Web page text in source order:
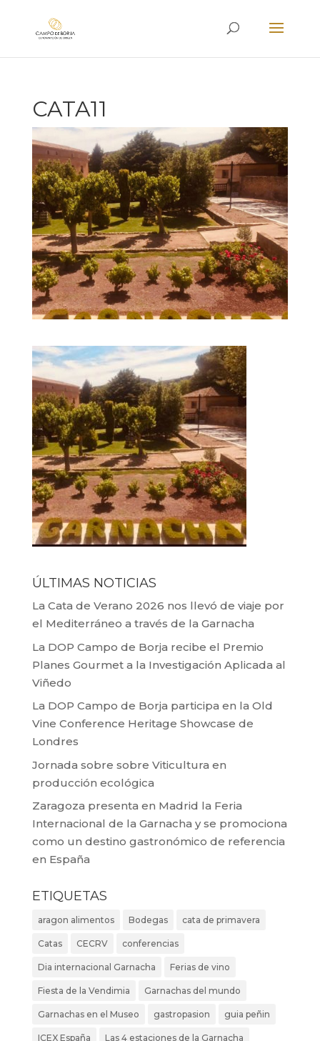
CATA11
ÚLTIMAS NOTICIAS
La Cata de Verano 2026 nos llevó de viaje por
el Mediterráneo a través de la Garnacha
La DOP Campo de Borja recibe el Premio
Planes Gourmet a la Investigación Aplicada al
Viñedo
La DOP Campo de Borja participa en la Old
Vine Conference Heritage Showcase de
Londres
Jornada sobre sobre Viticultura en
producción ecológica
Zaragoza presenta en Madrid la Feria
Internacional de la Garnacha y se promociona
como un destino gastronómico de referencia
en España
ETIQUETAS
aragon alimentos Bodegas cata de primavera
Catas CECRV conferencias
Dia internacional Garnacha Ferias de vino
Fiesta de la Vendimia Garnachas del mundo
Garnachas en el Museo gastropasion guia peñin
ICEX España Las 4 estaciones de la Garnacha